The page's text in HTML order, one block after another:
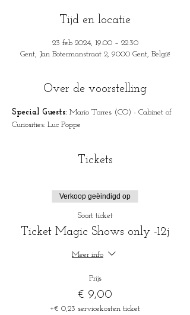
Tijd en locatie
23 feb 2024, 19:00 – 22:30
Gent, Jan Botermanstraat 2, 9000 Gent, België
Over de voorstelling
Special Guests: Mario Torres (CO) - Cabinet of
Curiosities: Luc Poppe
Tickets
Verkoop geëindigd op
Soort ticket
Ticket Magic Shows only -12j
Meer info
Prijs
€ 9,00
+€ 0,23 servicekosten ticket